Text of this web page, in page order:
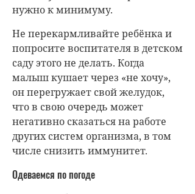
простуд. К простудам чаще всего
приводит именно перегрев и
потливость, нежели
переохлаждение. Если малыш
вспотел, то любое дуновение
ветра может спровоцировать
заболевание. Ребёнок на
прогулке всегда двигается, а
ребёнок в движении не
замёрзнет и уж тем более не
вспотевшем малыше.